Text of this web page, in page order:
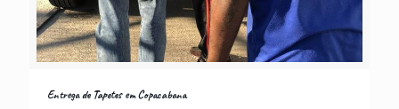
Entrega de Tapetes em Copacabana
Entrega de Tapetes em Copacabana